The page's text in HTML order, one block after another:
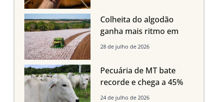
quedas em Tocantins,
Maranhão e Piauí
Colheita do algodão
ganha mais ritmo em
Mato Grosso, Mato
Maranhão
28 de julho de 2026
Pecuária de MT bate
recorde e chega a 45%
dos bovinos abatidos
24 de julho de 2026